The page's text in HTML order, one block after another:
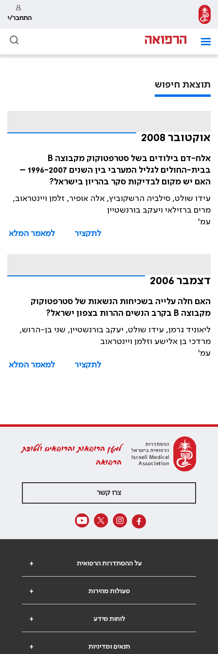
התחבר/י
תוצאת חיפוש
אוקטובר 2008
אלח-דם בילודים בשל סטרפטוקוק מקבוצה B
בבית-החולים לגליל המערבי בין השנים 1996-2007 –
האם יש מקום לבדיקות סקר בהריון בישראל?
עידו שולט, סילביה הרשקוביץ, אלה אופיר, זלמן ויינטראוב,
מרים ברזילאי ויעקב בורנשטיין
עמ'
לתקציר
למאמר המלא
דצמבר 2006
האם חלה עלייה בשכיחות הנשאות של סטרפטוקוק
מקבוצה B בקרב הנשים ההרות בצפון ישראל?
ליאוניד גרמן, עידו שולט, יעקב בורנשטיין, שני בן-הרוש,
מרדכי בן אלישע וזלמן ויינטראוב
עמ'
לתקציר
למאמר המלא
למען הרופאות והרופאים ולטובת
הרפואה
צרו קשר
+ על ההסתדרות הרפואית
+ פעולות מהירות
+ לוחות מידע
+ תנאים ומדיניות